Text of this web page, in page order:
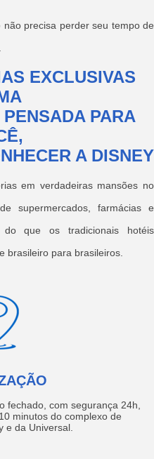
não precisa perder seu tempo de
EXCLUSIVAS
PARA
A DISNEY
em verdadeiras mansões no
supermercados, farmácias e
do que os tradicionais hotéis
brasileiro para brasileiros.
fechado, com segurança 24h,
minutos do complexo de
e da Universal.